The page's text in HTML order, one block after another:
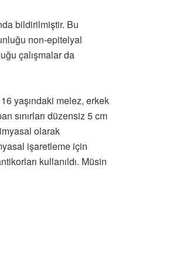
bildirilmiştir. Bu
non-epitelyal
çalışmalar da
yaşındaki melez, erkek
sınırları düzensiz 5 cm
olarak
işaretleme için
kullanıldı. Müsin